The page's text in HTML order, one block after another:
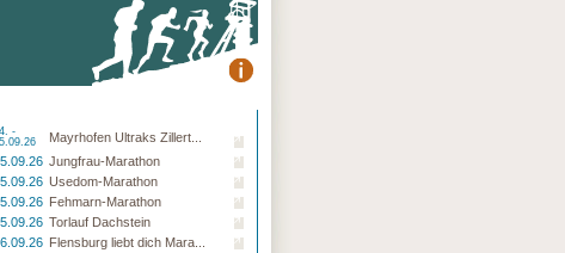
-
Mayrhofen Ultraks Zillert...
Jungfrau-Marathon
Usedom-Marathon
Fehmarn-Marathon
Torlauf Dachstein
Flensburg liebt dich Mara...